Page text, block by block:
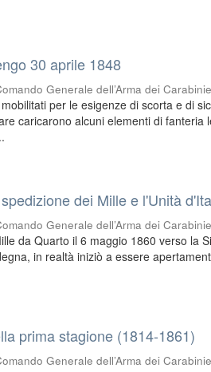
30 aprile 1848
Generale dell’Arma dei
per le esigenze di scorta e di
caricarono alcuni elementi di fanteria
dei Mille e l'Unità
Generale dell’Arma dei
da Quarto il 6 maggio 1860 verso la
in realtà iniziò a essere
prima stagione (1814-1861)
Generale dell’Arma dei